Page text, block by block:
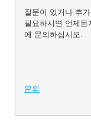
질문이 있거나 추
필요하시면 언제든
에 문의하십시오.
문의